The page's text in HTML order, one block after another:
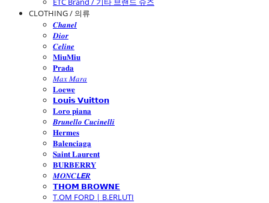
CLOTHING / 의류
𝑪𝒉𝒂𝒏𝒆𝒍
𝑫𝒊𝒐𝒓
𝑪𝒆𝒍𝒊𝒏𝒆
𝐌𝐢𝐮𝐌𝐢𝐮
𝐏𝐫𝐚𝐝𝐚
𝑀𝑎𝑥 𝑀𝑎𝑟𝑎
𝐋𝐨𝐞𝐰𝐞
𝗟𝗼𝘂𝗶𝘀 𝗩𝘂𝗶𝘁𝘁𝗼𝗻
𝐋𝐨𝐫𝐨 𝐩𝐢𝐚𝐧𝐚
𝑩𝒓𝒖𝒏𝒆𝒍𝒍𝒐 𝑪𝒖𝒄𝒊𝒏𝒆𝒍𝒍𝒊
𝐇𝐞𝐫𝐦𝐞𝐬
𝐁𝐚𝐥𝐞𝐧𝐜𝐢𝐚𝐠𝐚
𝐒𝐚𝐢𝐧𝐭 𝐋𝐚𝐮𝐫𝐞𝐧𝐭
𝐁𝐔𝐑𝐁𝐄𝐑𝐑𝐘
𝑴𝑶𝑵𝑪𝙇𝙀𝑹
𝗧𝗛𝗢𝗠 𝗕𝗥𝗢𝗪𝗡𝗘
T.OM FORD | B.ERLUTI